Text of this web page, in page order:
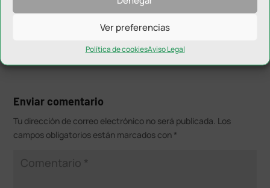
Ver preferencias
Política de cookiesAviso Legal
maquinaria especifica utilizada.
Enviar comentario
Tu dirección de correo electrónico no será publicada. Los
campos obligatorios están marcados con *